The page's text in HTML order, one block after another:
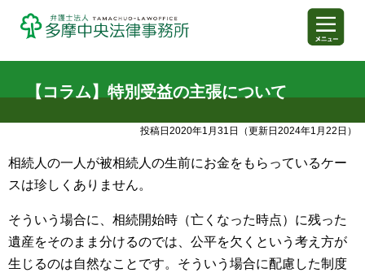
弁護士法人多摩中央法律事
【コラム】特別受益の主張について
投稿日2020年1月31日 （更新日2024年1月22日）
相続人の一人が被相続人の生前にお金をもらっているケー
スは珍しくありません。
そういう場合に、相続開始時（亡くなった時点）に残った
遺産をそのまま分けるのでは、公平を欠くという考え方が
生じるのは自然なことです。そういう場合に配慮した制度